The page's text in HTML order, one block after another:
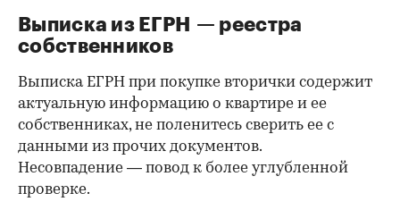
Выписка из ЕГРН — реестра
собственников
Выписка ЕГРН при покупке вторички содержит
актуальную информацию о квартире и ее
собственниках, не поленитесь сверить ее с
данными из прочих документов.
Несовпадение — повод к более углубленной
проверке.